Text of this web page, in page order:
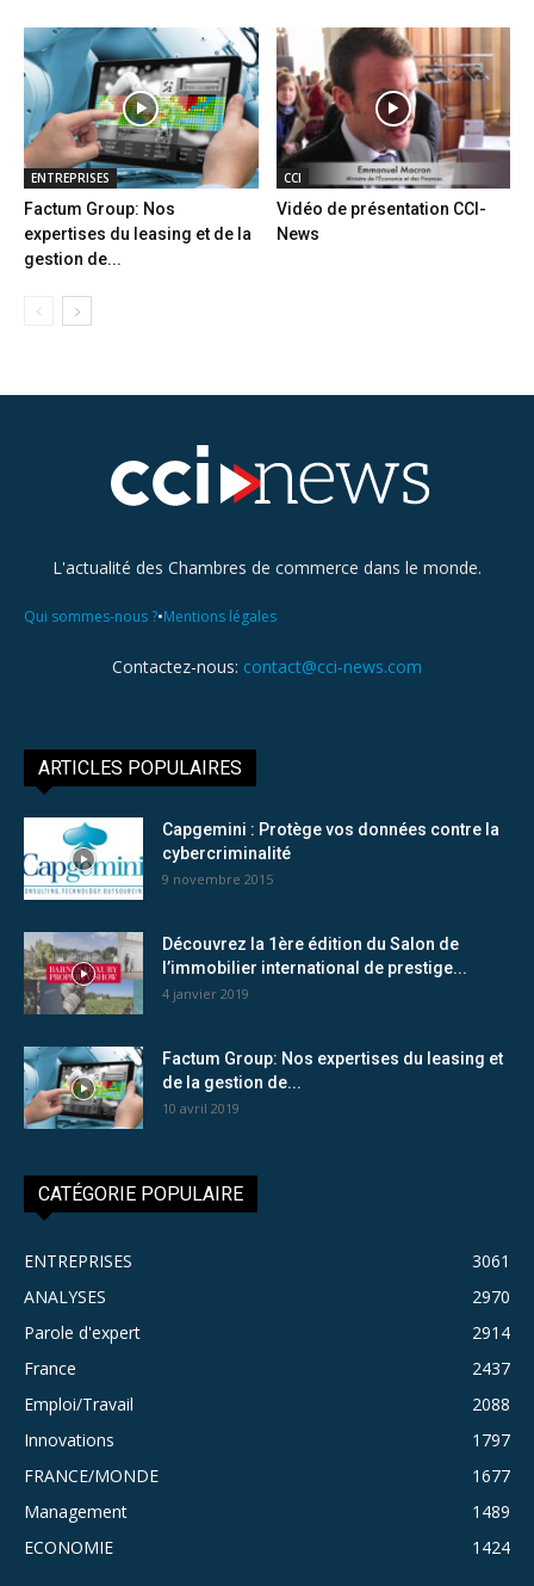
ENTREPRISES
Factum Group: Nos
expertises du leasing et de la
gestion de...
CCI
Vidéo de présentation CCI-
News
L'actualité des Chambres de commerce dans le monde.
Qui sommes-nous ?•Mentions légales
Contactez-nous: contact@cci-news.com
ARTICLES POPULAIRES
Capgemini : Protège vos données contre la
cybercriminalité
9 novembre 2015
Découvrez la 1ère édition du Salon de
l’immobilier international de prestige...
4 janvier 2019
Factum Group: Nos expertises du leasing et
de la gestion de...
10 avril 2019
CATÉGORIE POPULAIRE
ENTREPRISES
3061
ANALYSES
2970
Parole d'expert
2914
France
2437
Emploi/Travail
2088
Innovations
1797
FRANCE/MONDE
1677
Management
1489
ECONOMIE
1424